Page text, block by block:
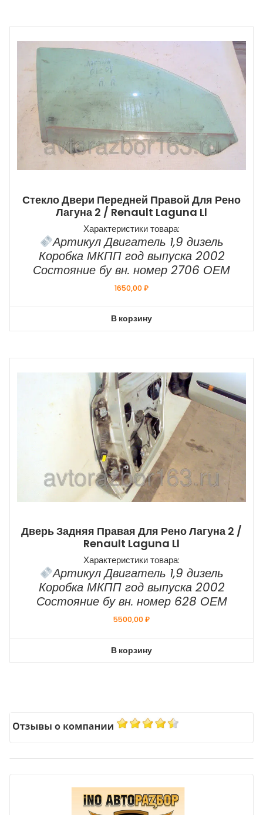
Стекло Двери Передней Правой Для Рено
Лагуна 2 / Renault Laguna Ll
Характеристики товара:
Артикул Двигатель 1,9 дизель
Коробка МКПП год выпуска 2002
Состояние бу вн. номер 2706 ОЕМ
1650,00₽
В корзину
Дверь Задняя Правая Для Рено Лагуна 2 /
Renault Laguna Ll
Характеристики товара:
Артикул Двигатель 1,9 дизель
Коробка МКПП год выпуска 2002
Состояние бу вн. номер 628 ОЕМ
5500,00₽
В корзину